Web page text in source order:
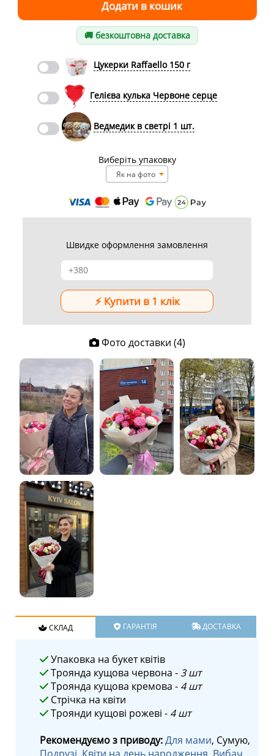
🚚 безкоштовна доставка
Цукерки Raffaello 150 г
Гелієва кулька Червоне серце
Ведмедик в светрі 1 шт.
Виберіть упаковку
Як на фото
Швидке оформлення замовлення
Фото доставки (4)
СКЛАД ГАРАНТІЯ ДОСТАВКА
Упаковка на букет квітів
Троянда кущова червона - 3 шт
Троянда кущова кремова - 4 шт
Стрічка на квіти
Троянди кущові рожеві - 4 шт
Рекомендуємо з приводу:Для мами, Сумую,